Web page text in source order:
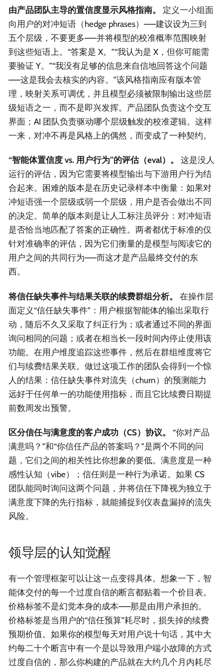
由产品团队主导的置信度显示风格指南。
定义一小组面
向用户的对冲短语（hedge phrases）——建议设为三到
五个层级，不要更多——并将模型的校准概率范围映射
到这些短语上。“答案是 X。”“我认为是 X，但你可能需
要验证 Y。”“我没有足够的信息来自信地回答这个问题
——这是我会去核实的内容。”该风格指南应有版本管
理，映射关系可调优，并且模型必须被限制输出这些层
级短语之一，而不是即兴发挥。产品团队负责这个交互
界面；AI 团队负责驱动哪个层级触发的校准逻辑。这样
一来，对冲不再是风格上的偶然，而变成了一种契约。
“智能体置信度 vs. 用户行为”的评估（eval）。
这是没人
运行的评估，因为它需要将模型输出与下游用户行为结
合起来。困难的版本是在历史记录样本中衡量：如果对
冲短语强一个层级或弱一个层级，用户是否会做出不同
的决定。简单的版本则是让人工标注员评分：对冲短语
是否恰当地匹配了答案的正确性。两者都优于标准的仅
针对准确率的评估，因为它们衡量的是模型与阅读它的
用户之间的共同行为——而这才是产品最终交付的东
西。
将信任缺失事件与结果关联的续费群组分析。
在操作层
面定义“信任缺失事件”：用户根据智能体的输出采取行
动，随后不久又采取了纠正行为；或者通过不同的界面
询问相同的问题；或者在相当长一段时间内停止使用该
功能。在用户维度追踪这些事件，然后在群组维度将它
们与续费结果关联。做过这项工作的团队会得到一个惊
人的结果：信任缺失事件对流失（churn）的预测能力
远好于任何单一的功能使用指标，而且它比续费日期提
前数周发出预警。
区分信任与满意度的客户成功（CS）协议。
“你对产品
满意吗？”和“你信任产品的答案吗？”是两个不同的问
题，它们之间的相关性比你想象的要低。满意度是一种
感性认知（vibe）；信任则是一种行为承诺。如果 CS
团队能同时询问这两个问题，并将信任下降视为独立于
满意度下降的先行指标，就能捕捉到仪表盘漏掉的流失
风险。
领导层的认知觉醒
有一个管理框架可以让这一点变得具体。想象一下，智
能体交付的每一个过度自信的断言都贴着一个价目表。
价格标签不是幻觉本身的成本——那是由用户承担的。
价格标签是当用户的“信任预算”耗尽时，损失掉的续费
预期价值。如果你的模型每天对用户说十句话，其中大
约每二十个断言中有一个是以导致用户端小故障的方式
过度自信的，那么你构建的产品就在大约几个月内耗尽